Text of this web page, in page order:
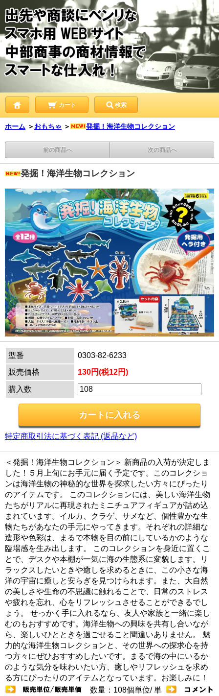
カート 検索
ホーム ＞ おもちゃ ＞ 発掘！海洋生物コレクション
前の商品へ 次の商品へ
発掘！海洋生物コレクション
型番
0303-82-6233
販売価格
130円(税12円)
購入数
特定商取引法に基づく表記 (返品など)
＜発掘！海洋生物コレクション＞ 新商品の入荷が決定しま
した！５月上旬にお手元に届く予定です。このコレクショ
ンは海洋生物の神秘的な世界を探求したい方々にぴったり
のアイテムです。 このコレクションには、美しい海洋生物
たちがリアルに再現されたミニチュアフィギュアが詰め込
まれています。イルカ、クラゲ、サメなど、個性豊かな生
物たちがあなたの手元にやってきます。それぞれの詳細な
造形や色彩は、まるで本物を目の前にしているかのような
臨場感を生み出します。 このコレクションを身近に置くこ
とで、デスクや本棚が一気に海の生態系に変貌します。リ
ラックスしたいときや癒しを求めるときに、この小さな海
洋の宇宙に癒しと安らぎを見つけられます。また、大自然
の美しさや生命の不思議に触れることで、日常のストレス
や疲れを忘れ、心をリフレッシュさせることができるでし
ょう。 せっかく手に入れるなら、友人や家族と一緒に楽し
むのもおすすめです。海洋生物への興味を共有し合いなが
ら、楽しいひとときを過ごせること間違いありません。 魅
力的な海洋生物コレクションと、その世界への探求心を持
つ方々にぜひおすすめしたいです。まるで海の中にいるか
のような気分を味わいたい方、癒しやリフレッシュを求め
る方にぴったりのアイテムとなっています。お楽しみに！
数量：108個単位/ 単